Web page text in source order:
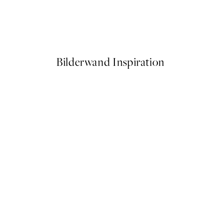
Bilderwand Inspiration